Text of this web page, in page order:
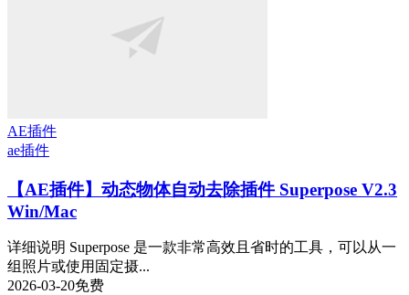
AE插件
ae插件
【AE插件】动态物体自动去除插件 Superpose V2.3
Win/Mac
详细说明 Superpose 是一款非常高效且省时的工具，可以从一
组照片或使用固定摄...
2026-03-20免费